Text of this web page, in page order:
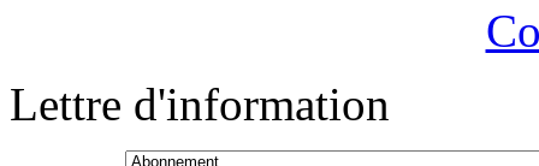
Lettre d'information